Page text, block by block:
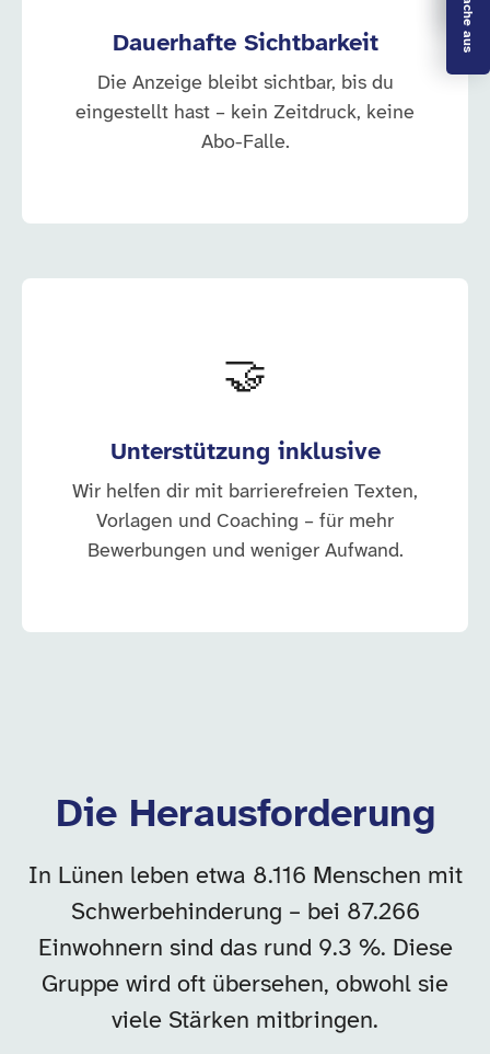
Dauerhafte Sichtbarkeit
Die Anzeige bleibt sichtbar, bis du
eingestellt hast – kein Zeitdruck, keine
Abo-Falle.
🤝
Unterstützung inklusive
Wir helfen dir mit barrierefreien Texten,
Vorlagen und Coaching – für mehr
Bewerbungen und weniger Aufwand.
Die Herausforderung
In Lünen leben etwa 8.116 Menschen mit
Schwerbehinderung – bei 87.266
Einwohnern sind das rund 9.3 %. Diese
Gruppe wird oft übersehen, obwohl sie
viele Stärken mitbringen.